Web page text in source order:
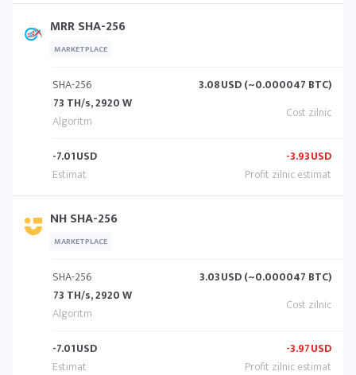
MRR SHA-256
MARKETPLACE
SHA-256
73 TH/s, 2920 W
3.08USD (~0.000047 BTC)
-7.01USD -3.93USD
NH SHA-256
MARKETPLACE
SHA-256
73 TH/s, 2920 W
3.03USD (~0.000047 BTC)
-7.01USD -3.97USD